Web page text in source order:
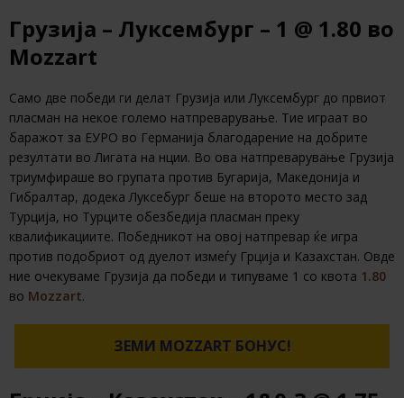
Грузија – Луксембург – 1 @ 1.80 во
Mozzart
Само две победи ги делат Грузија или Луксембург до првиот
пласман на некое големо натпреварување. Тие играат во
баражот за ЕУРО во Германија благодарение на добрите
резултати во Лигата на нции. Во ова натпреварување Грузија
триумфираше во групата против Бугарија, Македонија и
Гибралтар, додека Луксебург беше на второто место зад
Турција, но Турците обезбедија пласман преку
квалификациите. Победникот на овој натпревар ќе игра
против подобриот од дуелот измеѓу Грција и Казахстан. Овде
ние очекуваме Грузија да победи и типуваме 1 со квота 1.80
во Mozzart.
ЗЕМИ MOZZART БОНУС!